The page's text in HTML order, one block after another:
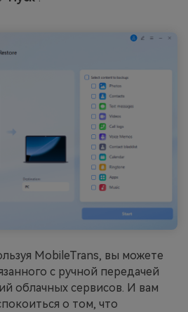
MobileTrans, вы можете
с ручной передачей
облачных сервисов. И вам
о том, что